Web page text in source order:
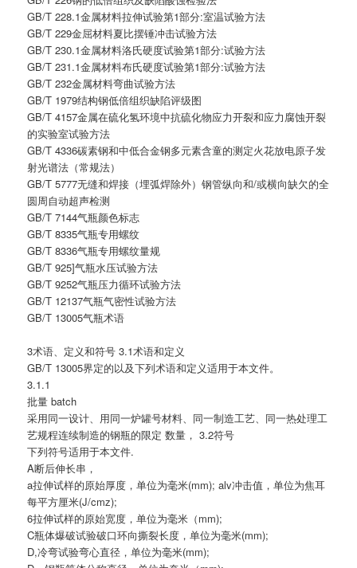
GB/T 228.1金属材料拉伸试验第1部分:室温试验方法
GB/T 229金屈材料夏比摆锤冲击试验方法
GB/T 230.1金属材料洛氏硬度试验第1部分:试验方法
GB/T 231.1金属材料布氏硬度试验第1部分:试验方法
GB/T 232金属材料弯曲试验方法
GB/T 1979结构钢低倍组织缺陷评级图
GB/T 4157金属在硫化氢环境中抗硫化物应力开裂和应力腐蚀开裂
的实验室试验方法
GB/T 4336碳素钢和中低合金钢多元素含童的测定火花放电原子发
射光谱法（常规法）
GB/T 5777无缝和焊接（埋弧焊除外）钢管纵向和/或横向缺欠的全
圆周自动超声检测
GB/T 7144气瓶颜色标志
GB/T 8335气瓶专用螺纹
GB/T 8336气瓶专用螺纹量规
GB/T 925]气瓶水压试验方法
GB/T 9252气瓶压力循环试验方法
GB/T 12137气瓶气密性试验方法
GB/T 13005气瓶术语
3术语、定义和符号 3.1术语和定义
GB/T 13005界定的以及下列术语和定义适用于本文件。
3.1.1
批量 batch
采用同一设计、用同一炉罐号材料、同一制造工艺、同一热处理工
艺规程连续制造的钢瓶的限定 数量， 3.2符号
下列符号适用于本文件.
A断后伸长串，
a拉伸试样的原始厚度，单位为毫米(mm); alv冲击值，单位为焦耳
每平方厘米(J/cmz);
6拉伸试样的原始宽度，单位为毫米（mm);
C瓶体爆破试验破口环向撕裂长度，单位为毫米(mm);
D,冷弯试验弯心直径，单位为毫米(mm);